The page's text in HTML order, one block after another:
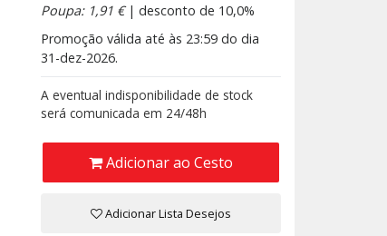
Poupa: 1,91 €| desconto de 10,0%
Promoção válida até às 23:59 do dia
31-dez-2026.
A eventual indisponibilidade de stock
será comunicada em 24/48h
Adicionar ao Cesto
Adicionar Lista Desejos